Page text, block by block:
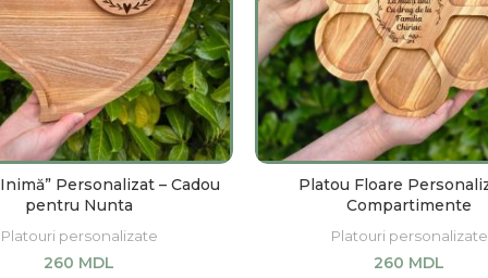
Personalizat – Cadou
pentru Nunta
Platouri personalizate
260 MDL
Platou Floare
Compartimente
Platouri personalizate
260 MDL